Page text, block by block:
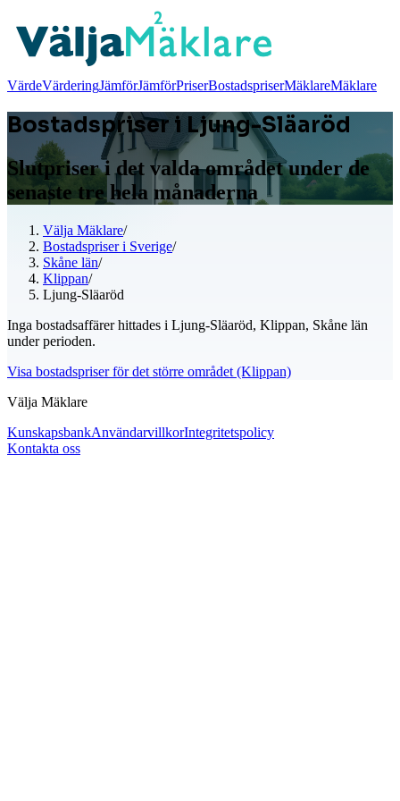
VärdeVärderingJämförJämförPriserBostadspriserMäklareMäklare
Bostadspriser i Ljung-Släaröd
Slutpriser i det valda området under de
senaste tre hela månaderna
Välja Mäklare/
Bostadspriser i Sverige/
Skåne län/
Klippan/
Ljung-Släaröd
Inga bostadsaffärer hittades i Ljung-Släaröd, Klippan, Skåne län
under perioden.
Visa bostadspriser för det större området (Klippan)
Välja Mäklare
KunskapsbankAnvändarvillkorIntegritetspolicy
Kontakta oss